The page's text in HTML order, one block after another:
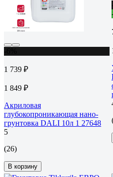
1 739 ₽
1 849 ₽
Акриловая
глубокопроникающая нано-
грунтовка DALI 10л 1 27648
5
(26)
В корзину